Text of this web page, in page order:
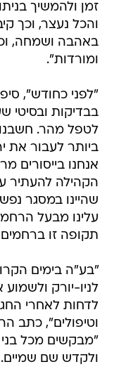
זמן ולהמשיך
והכל נעצר, וכך
באהבה ושמחה,
ומורדות".
"לפני כחודש",
בבדיקות ובסיטי
לטפל מהר. חשבנו
ביותר לעבור את
אנחנו בייסורים
הקהילה להעתיר
שהיינו במסגר
עלינו מבעל
תקופה זו ברחמים
"בע"ה בימים
לניו-יורק
לדחות לאחרי
וטיפולים", כתב
"מבקשים מכל
ולקדש שם